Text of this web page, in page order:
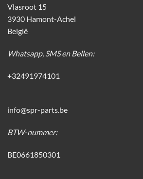
Vlasroot 15
3930 Hamont-Achel
België
Whatsapp, SMS en Bellen:
+32491974101
info@spr-parts.be
BTW-nummer:
BE0661850301